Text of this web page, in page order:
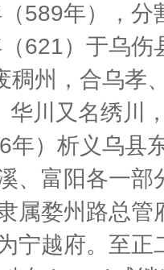
年），分
）于乌伤
稠州，合乌孝
华川又名绣川
年）析义乌县
、富阳各一
婺州路总管
宁越府。至